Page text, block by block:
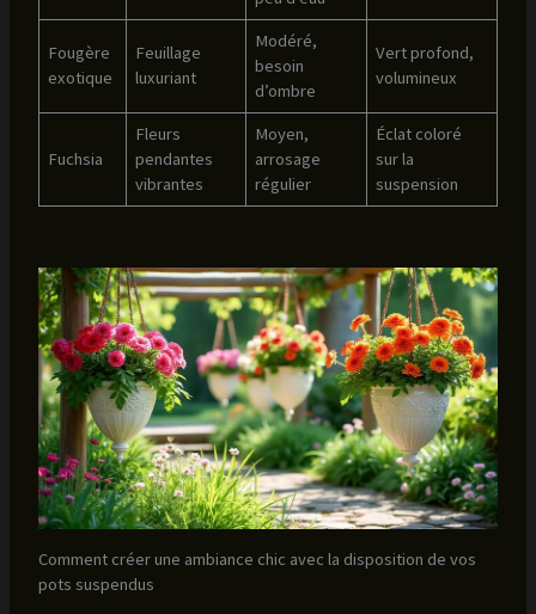
Fougère
exotique
Feuillage
luxuriant
Modéré,
besoin
d’ombre
Vert profond,
volumineux
Fuchsia
Fleurs
pendantes
vibrantes
Moyen,
arrosage
régulier
Éclat coloré
sur la
suspension
Comment créer une ambiance chic avec la disposition de vos
pots suspendus